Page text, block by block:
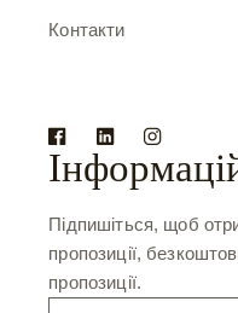
Контакти
Підпишіться, щоб
пропозиції,
пропозиції.